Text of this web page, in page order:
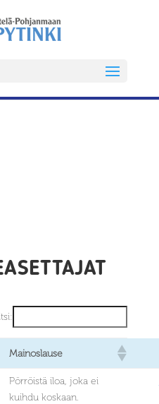
Mainoslause
Pörröistä iloa, joka ei
kuihdu koskaan.